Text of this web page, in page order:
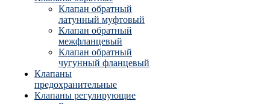
Клапан обратный
латунный муфтовый
Клапан обратный
межфланцевый
Клапан обратный
чугунный фланцевый
Клапаны
предохранительные
Клапаны регулирующие